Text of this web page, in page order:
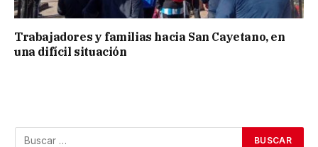
Trabajadores y familias hacia San Cayetano, en
una difícil situación